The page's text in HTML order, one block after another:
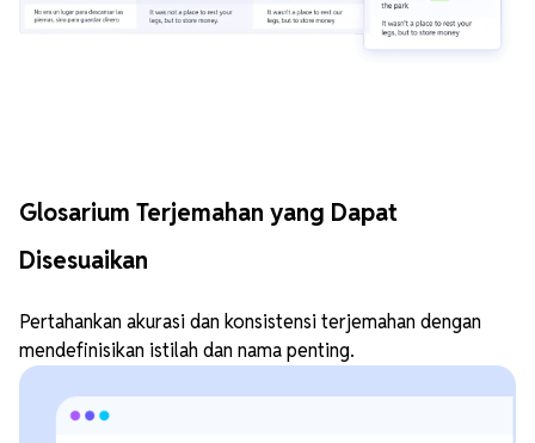
Glosarium Terjemahan yang Dapat
Disesuaikan
Pertahankan akurasi dan konsistensi terjemahan dengan
mendefinisikan istilah dan nama penting.